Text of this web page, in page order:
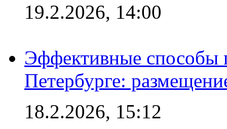
19.2.2026, 14:00
Эффективные способы
Петербурге:
18.2.2026, 15:12